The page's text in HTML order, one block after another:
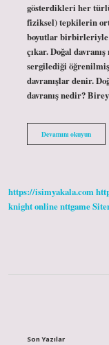
gösterdikleri her
fiziksel) tepkilerin
boyutlar birbirleriyle
çıkar. Doğal
sergilediği öğrenilmiş
davranışlar denir.
davranış nedir?
Devamını okuyun
https://isimyakala.com
knight onlinenttgame
Son Yazılar